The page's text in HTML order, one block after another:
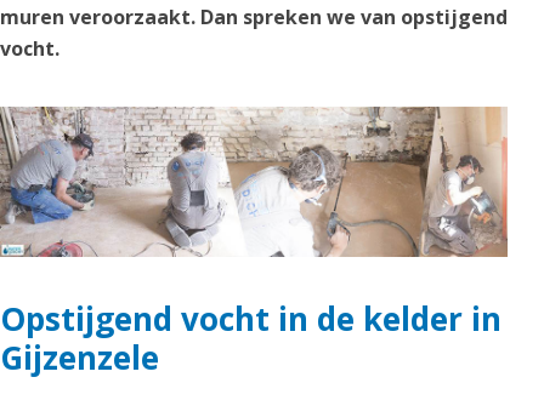
muren veroorzaakt. Dan spreken we van opstijgend
vocht.
Opstijgend vocht in de kelder in
Gijzenzele